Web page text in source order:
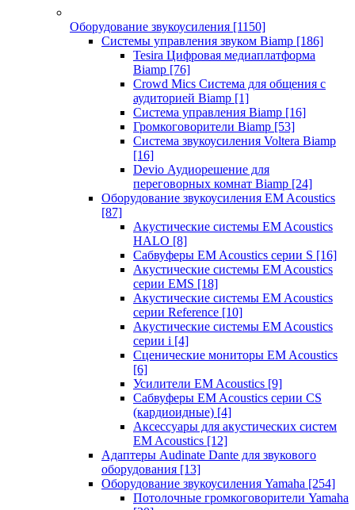
Оборудование звукоусиления [1150]
Системы управления звуком Biamp [186]
Tesira Цифровая медиаплатформа
Biamp [76]
Crowd Mics Система для общения с
аудиторией Biamp [1]
Система управления Biamp [16]
Громкоговорители Biamp [53]
Система звукоусиления Voltera Biamp
[16]
Devio Аудиорешение для
переговорных комнат Biamp [24]
Оборудование звукоусиления EM Acoustics
[87]
Акустические системы EM Acoustics
HALO [8]
Сабвуферы EM Acoustics серии S [16]
Акустические системы EM Acoustics
серии EMS [18]
Акустические системы EM Acoustics
серии Reference [10]
Акустические системы EM Acoustics
серии i [4]
Сценические мониторы EM Acoustics
[6]
Усилители EM Acoustics [9]
Сабвуферы EM Acoustics серии CS
(кардиоидные) [4]
Аксессуары для акустических систем
EM Acoustics [12]
Адаптеры Audinate Dante для звукового
оборудования [13]
Оборудование звукоусиления Yamaha [254]
Потолочные громкоговорители Yamaha